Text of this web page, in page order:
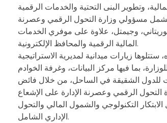
تشمل مسؤولي وزارة التحول الرقمي وعصرنة
وجيمتل، علاوة على موفري الخدمات
المالية الرقمية والمحافظ الإلكترونية.
زيارات ميدانية لمديرية الاستراتيجية
للدول الشقيقة في الساحل، من خلال فائض
الرقمي وعصرنة الإدارة على الإشعاع
التكنولوجي والشمول المالي والتحول
الإداري الشامل.